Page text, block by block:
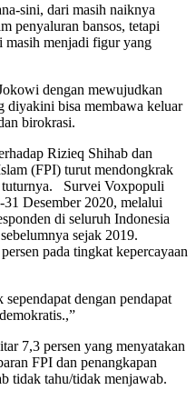
sini, dari masih naiknya
penyaluran bansos, tetapi
masih menjadi figur yang
dengan mewujudkan
diyakini bisa membawa keluar
birokrasi.
Rizieq Shihab dan
(FPI) turut mendongkrak
tuturnya. Survei Voxpopuli
Desember 2020, melalui
di seluruh Indonesia
sejak 2019.
pada tingkat kepercayaan
dengan pendapat
7,3 persen yang menyatakan
FPI dan penangkapan
tidak tahu/tidak menjawab.